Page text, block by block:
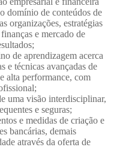
domínio de conteúdos de
organizações, estratégias
e mercado de
de aprendizagem acerca
e técnicas avançadas de
alta performance, com
uma visão interdisciplinar,
e seguras;
e medidas de criação e
bancárias, demais
através da oferta de